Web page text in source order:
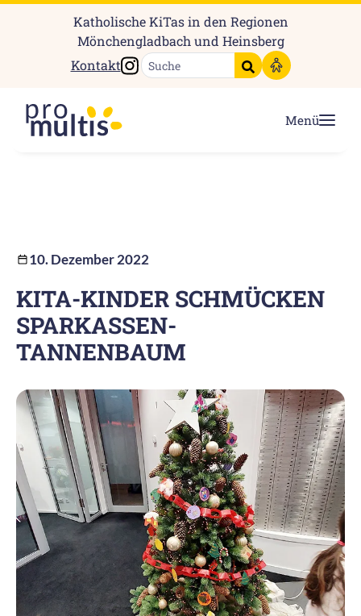
Katholische KiTas in den Regionen
Mönchengladbach und Heinsberg
Kontakt
Instagram
Suche starten
Menü
10. Dezember 2022
KITA-KINDER SCHMÜCKEN
SPARKASSEN-
TANNENBAUM